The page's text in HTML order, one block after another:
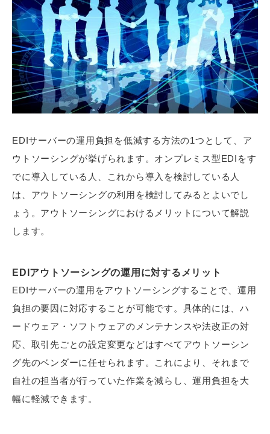
EDIサーバーの運用負担を低減する方法の1つとして、ア
ウトソーシングが挙げられます。オンプレミス型EDIをす
でに導入している人、これから導入を検討している人
は、アウトソーシングの利用を検討してみるとよいでし
ょう。アウトソーシングにおけるメリットについて解説
します。
EDIアウトソーシングの運用に対するメリット
EDIサーバーの運用をアウトソーシングすることで、運用
負担の要因に対応することが可能です。具体的には、ハ
ードウェア・ソフトウェアのメンテナンスや法改正の対
応、取引先ごとの設定変更などはすべてアウトソーシン
グ先のベンダーに任せられます。これにより、それまで
自社の担当者が行っていた作業を減らし、運用負担を大
幅に軽減できます。